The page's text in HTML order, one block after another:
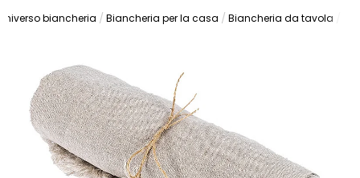
biancheria Biancheria per la casa Biancheria da tavola